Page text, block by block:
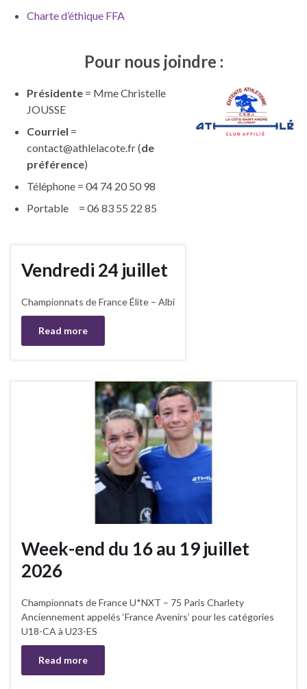
Charte d’éthique FFA
Pour nous joindre :
Présidente = Mme Christelle
JOUSSE
Courriel =
contact@athlelacote.fr (de
préférence)
Téléphone = 04 74 20 50 98
Portable = 06 83 55 22 85
Vendredi 24 juillet
Championnats de France Élite – Albi
Read more
Week-end du 16 au 19 juillet
2026
Championnats de France U*NXT – 75 Paris Charlety
Anciennement appelés ‘France Avenirs’ pour les catégories
U18-CA à U23-ES
Read more